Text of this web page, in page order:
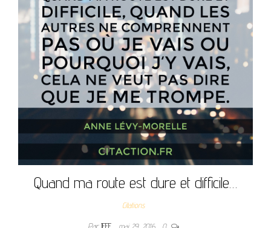
Quand ma route est dure et difficile…
Citations